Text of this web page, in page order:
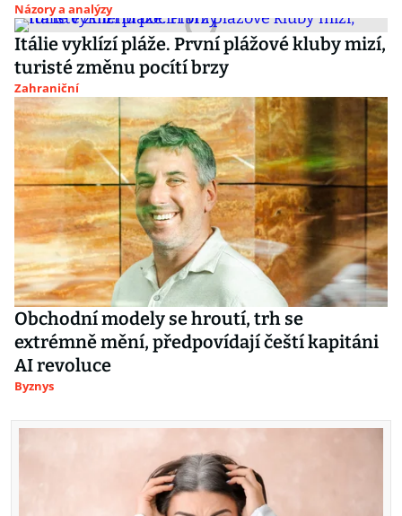
Názory a analýzy
Itálie vyklízí pláže. První plážové kluby mizí,
turisté změnu pocítí brzy
Zahraniční
Obchodní modely se hroutí, trh se
extrémně mění, předpovídají čeští kapitáni
AI revoluce
Byznys